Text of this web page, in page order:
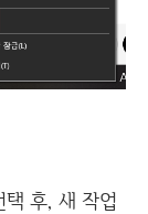
후, 새 작업